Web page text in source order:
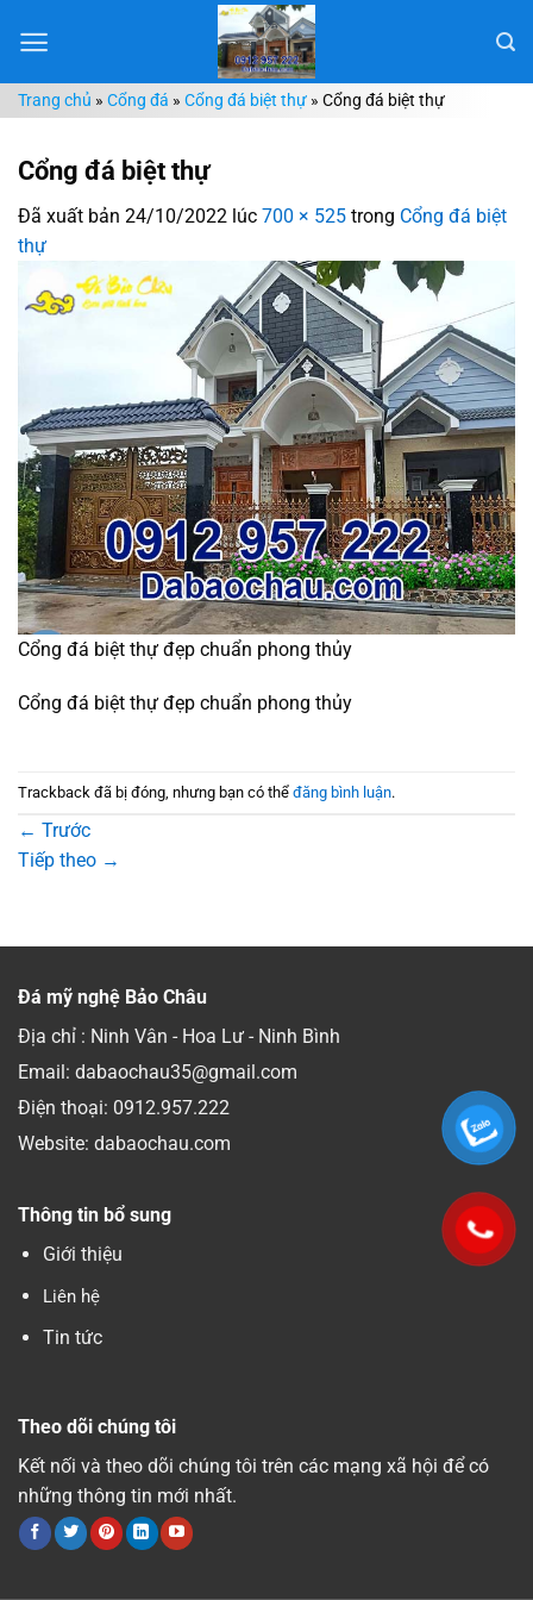
đến
dungTrang chủ » Cổng đá » Cổng đá biệt thự » Cổng đá biệt thự
Cổng đá biệt thự
Đã xuất bản 24/10/2022 lúc 700 × 525 trong Cổng đá biệt
thự
Cổng đá biệt thự đẹp chuẩn phong thủy
Cổng đá biệt thự đẹp chuẩn phong thủy
Trackback đã bị đóng, nhưng bạn có thể đăng bình luận.
← Trước
Tiếp theo →
Đá mỹ nghệ Bảo Châu
Địa chỉ : Ninh Vân - Hoa Lư - Ninh Bình
Email: dabaochau35@gmail.com
Điện thoại: 0912.957.222
Website: dabaochau.com
Thông tin bổ sung
Giới thiệu
Liên hệ
Tin tức
Theo dõi chúng tôi
Kết nối và theo dõi chúng tôi trên các mạng xã hội để có
những thông tin mới nhất.